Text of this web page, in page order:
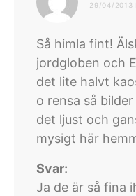
29/04/2013
Så himla fint!
jordgloben och
det lite halvt
o rensa så
det ljust och
mysigt här
Svar:
Ja de är så fina